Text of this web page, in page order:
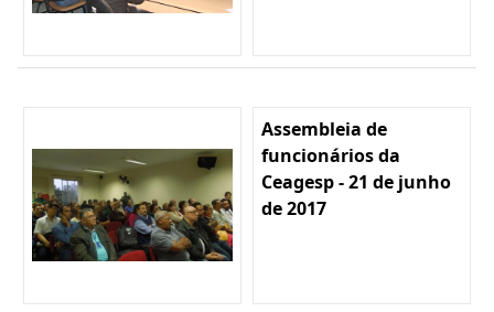
Assembleia de
funcionários da
Ceagesp - 21 de junho
de 2017